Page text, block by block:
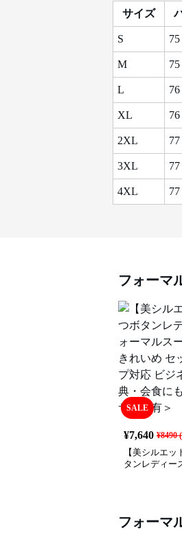
サイズ
S 75
M 75
L 76
XL 76
2XL 77
3XL 77
4XL 77
フォーマ
SALE
¥7,640 ¥8490(
【美シルエッ
タンレディー
フォーマ